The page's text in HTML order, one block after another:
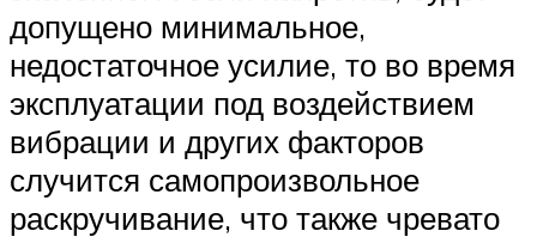
допущено минимальное,
недостаточное усилие, то во время
эксплуатации под воздействием
вибрации и других факторов
случится самопроизвольное
раскручивание, что также чревато